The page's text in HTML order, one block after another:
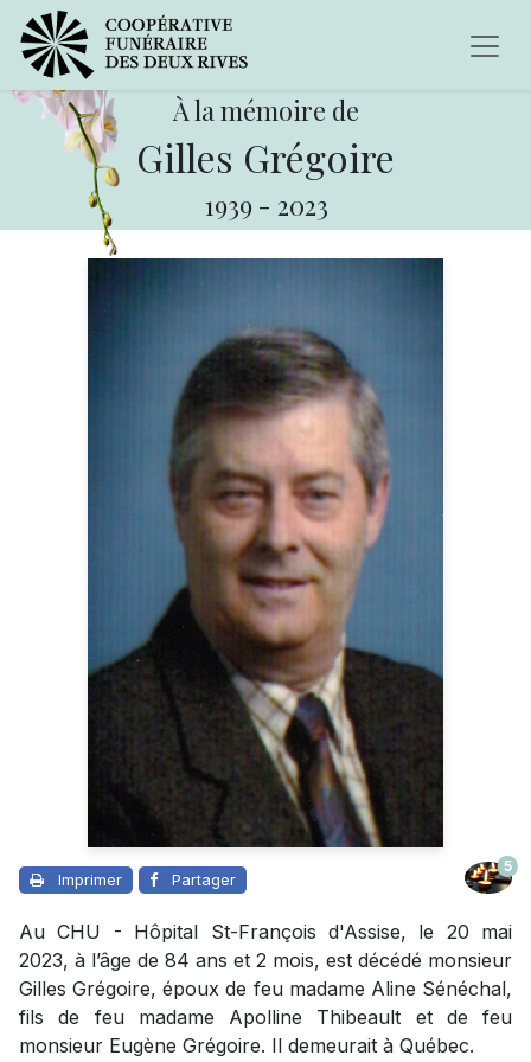
À la mémoire de
Gilles Grégoire
1939 - 2023
Imprimer Partager
5
Au CHU - Hôpital St-François d'Assise, le 20 mai
2023, à l’âge de 84 ans et 2 mois, est décédé monsieur
Gilles Grégoire, époux de feu madame Aline Sénéchal,
fils de feu madame Apolline Thibeault et de feu
monsieur Eugène Grégoire. Il demeurait à Québec.